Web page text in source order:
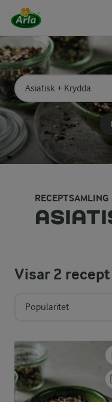
Sök på kategori eller
Skriv in sökord för att få
RECEPTSAMLING
Visar2 recept
Popularitet